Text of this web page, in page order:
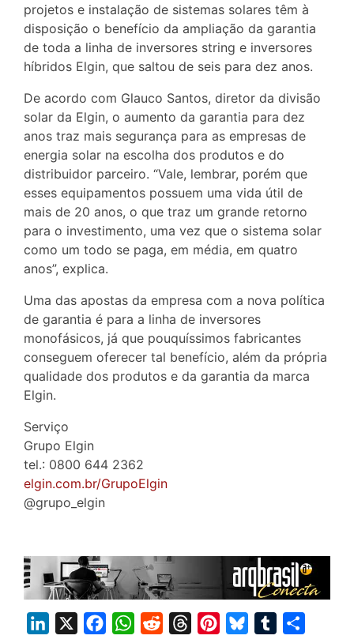
projetos e instalação de sistemas solares têm à
disposição o benefício da ampliação da garantia
de toda a linha de inversores string e inversores
híbridos Elgin, que saltou de seis para dez anos.
De acordo com Glauco Santos, diretor da divisão
solar da Elgin, o aumento da garantia para dez
anos traz mais segurança para as empresas de
energia solar na escolha dos produtos e do
distribuidor parceiro. “Vale, lembrar, porém que
esses equipamentos possuem uma vida útil de
mais de 20 anos, o que traz um grande retorno
para o investimento, uma vez que o sistema solar
como um todo se paga, em média, em quatro
anos”, explica.
Uma das apostas da empresa com a nova política
de garantia é para a linha de inversores
monofásicos, já que pouquíssimos fabricantes
conseguem oferecer tal benefício, além da própria
qualidade dos produtos e da garantia da marca
Elgin.
Serviço
Grupo Elgin
tel.: 0800 644 2362
elgin.com.br/GrupoElgin
@grupo_elgin
W